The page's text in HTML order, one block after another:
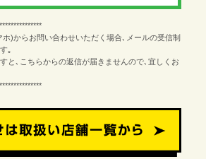
)からお問い合わせいただく場合､メールの受信制
｡
と､こちらからの返信が届きませんので､宜しくお